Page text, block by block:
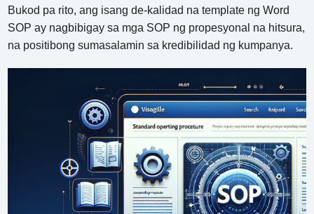
Bukod pa rito, ang isang de-kalidad na template ng Word
SOP ay nagbibigay sa mga SOP ng propesyonal na hitsura,
na positibong sumasalamin sa kredibilidad ng kumpanya.